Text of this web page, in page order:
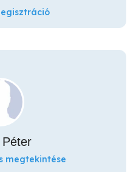
Péter
megtekintése